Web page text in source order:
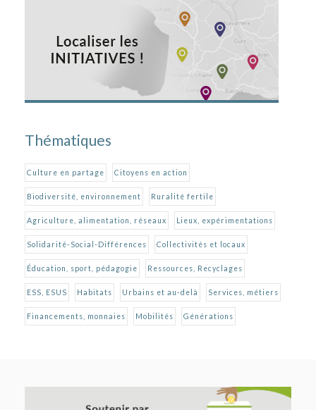
Thématiques
Culture en partage Citoyens en action
Biodiversité, environnement Ruralité fertile
Agriculture, alimentation, réseaux Lieux, expérimentations
Solidarité-Social-Différences Collectivités et locaux
Éducation, sport, pédagogie Ressources, Recyclages
ESS, ESUS Habitats Urbains et au-delà Services, métiers
Financements, monnaies Mobilités Générations